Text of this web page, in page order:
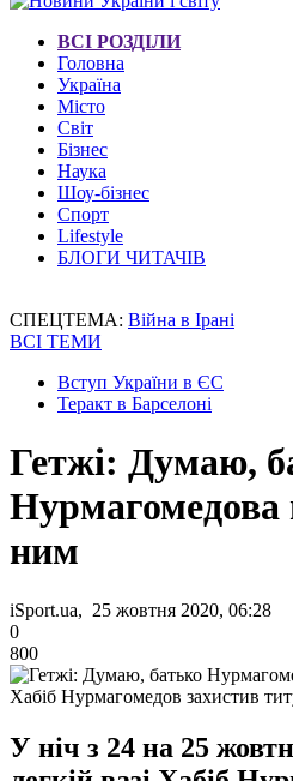
ВСІ РОЗДІЛИ
Головна
Україна
Місто
Світ
Бізнес
Наука
Шоу-бізнес
Спорт
Lifestyle
БЛОГИ ЧИТАЧІВ
СПЕЦТЕМА: Війна в Ірані
ВСІ ТЕМИ
Вступ України в ЄС
Теракт в Барселоні
Гетжі: Думаю,
Нурмагомедова
ним
iSport.ua, 25 жовтня 2020, 06:28
0
800
Хабіб Нурмагомедов захистив
У ніч з 24 на 25